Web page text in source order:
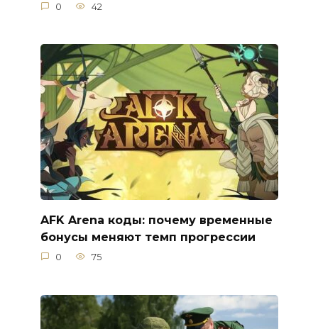
0 42
AFK Arena коды: почему временные
бонусы меняют темп прогрессии
0 75